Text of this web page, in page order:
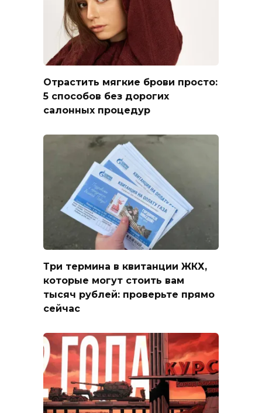
Отрастить мягкие брови просто:
5 способов без дорогих
салонных процедур
Три термина в квитанции ЖКХ,
которые могут стоить вам
тысяч рублей: проверьте прямо
сейчас